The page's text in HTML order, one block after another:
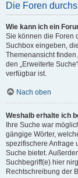
Die Foren
Wie kann ich ein
Sie können die Foren
Suchbox eingeben,
Themenansicht
den „Erweiterte
verfügbar ist.
Nach oben
Weshalb erhalte ich
Ihre Suche war
gängige Wörter,
spezifischere Anfrage
Suche bietet.
Suchbegriff(e) hier
Rechtschreibung der